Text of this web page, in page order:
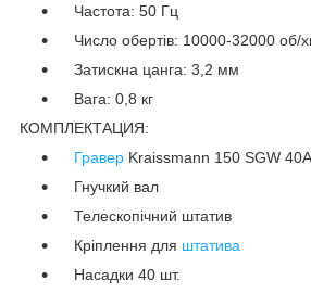
Частота: 50 Гц
Число обертів: 10000-32000 об/
Затискна цанга: 3,2 мм
Вага: 0,8 кг
КОМПЛЕКТАЦИЯ:
Гравер Kraissmann 150 SGW 40A
Гнучкий вал
Телескопічний штатив
Кріплення для штатива
Насадки 40 шт.